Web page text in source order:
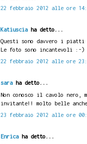
22 febbraio 2012 alle ore
Katiusciaha detto...
Questi sono davvero i
Le foto sono incantevoli :-)
22 febbraio 2012 alle ore
saraha detto...
Non conosco il cavolo nero,
invitante!! molto belle
23 febbraio 2012 alle ore
Enricaha detto...